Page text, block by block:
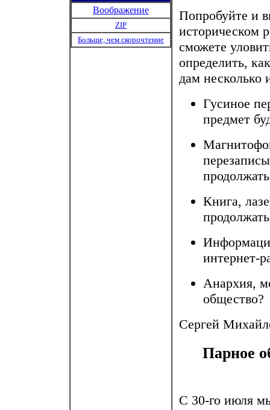
Воображение
ZIP
Больше, чем скорочтение
Попробуйте и
историческом
сможете
определить,
дам несколько
Гусиное
предмет
Книга,
интернет-
Анархия,
общество?
Сергей
Парное
С 30-го июля